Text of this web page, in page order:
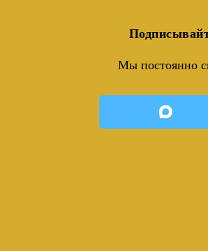
Мы постоянно